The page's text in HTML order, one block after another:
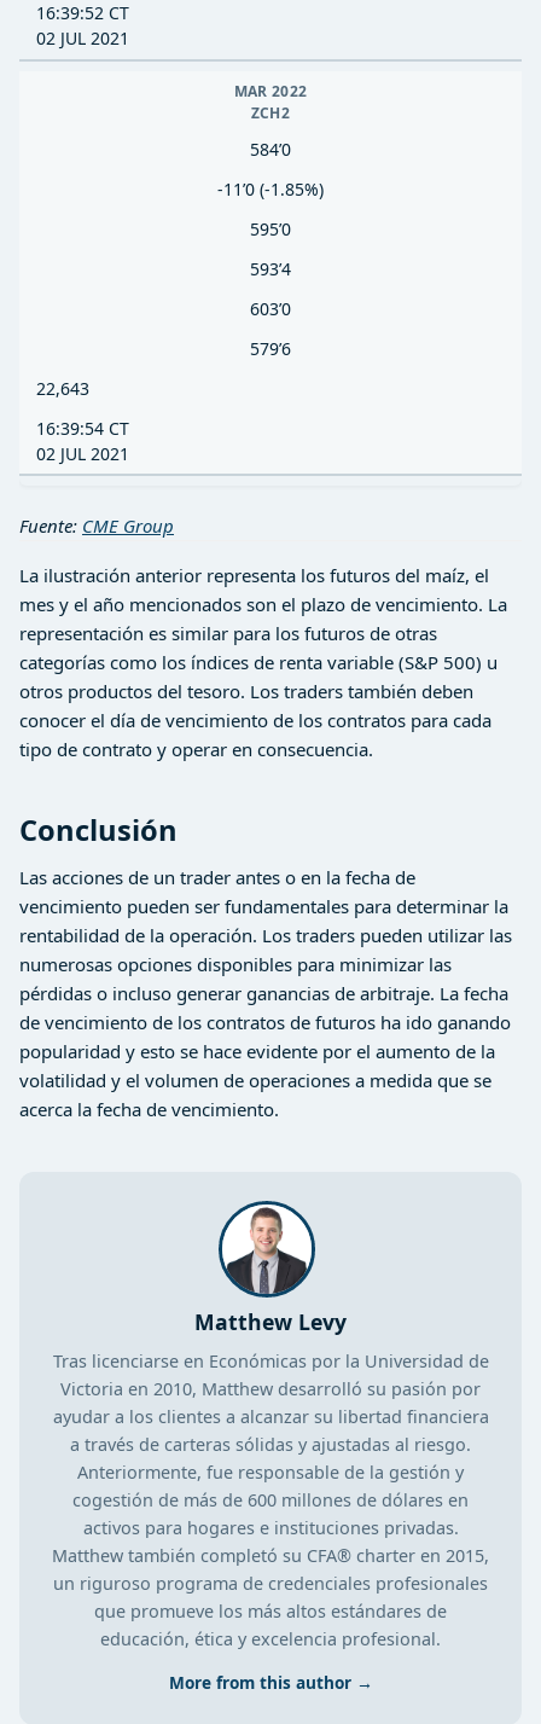
16:39:52 CT
02 JUL 2021
MAR 2022
ZCH2
584’0
-11’0 (-1.85%)
595’0
593’4
603’0
579’6
22,643
16:39:54 CT
02 JUL 2021
Fuente: CME Group
La ilustración anterior representa los futuros del maíz, el
mes y el año mencionados son el plazo de vencimiento. La
representación es similar para los futuros de otras
categorías como los índices de renta variable (S&P 500) u
otros productos del tesoro. Los traders también deben
conocer el día de vencimiento de los contratos para cada
tipo de contrato y operar en consecuencia.
Conclusión
Las acciones de un trader antes o en la fecha de
vencimiento pueden ser fundamentales para determinar la
rentabilidad de la operación. Los traders pueden utilizar las
numerosas opciones disponibles para minimizar las
pérdidas o incluso generar ganancias de arbitraje. La fecha
de vencimiento de los contratos de futuros ha ido ganando
popularidad y esto se hace evidente por el aumento de la
volatilidad y el volumen de operaciones a medida que se
acerca la fecha de vencimiento.
Matthew Levy
Tras licenciarse en Económicas por la Universidad de
Victoria en 2010, Matthew desarrolló su pasión por
ayudar a los clientes a alcanzar su libertad financiera
a través de carteras sólidas y ajustadas al riesgo.
Anteriormente, fue responsable de la gestión y
cogestión de más de 600 millones de dólares en
activos para hogares e instituciones privadas.
Matthew también completó su CFA® charter en 2015,
un riguroso programa de credenciales profesionales
que promueve los más altos estándares de
educación, ética y excelencia profesional.
More from this author →